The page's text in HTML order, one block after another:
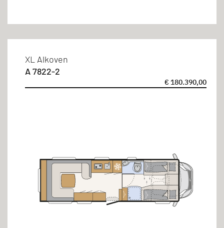
XL Alkoven
A 7822-2
€ 180.390,00